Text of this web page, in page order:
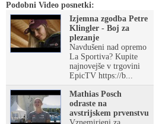
Podobni Video posnetki:
Izjemna zgodba Petre
Klingler - Boj za
plezanje
Navdušeni nad opremo
La Sportiva? Kupite
najnovejše v trgovini
EpicTV https://b...
Mathias Posch
odraste na
avstrijskem prvenstvu